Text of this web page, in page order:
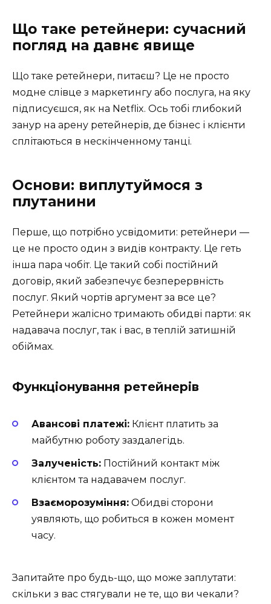
Що таке ретейнери: сучасний
погляд на давнє явище
Що таке ретейнери, питаєш? Це не просто
модне слівце з маркетингу або послуга, на яку
підписуєшся, як на Netflix. Ось тобі глибокий
занур на арену ретейнерів, де бізнес і клієнти
сплітаються в нескінченному танці.
Основи: виплутуймося з
плутанини
Перше, що потрібно усвідомити: ретейнери —
це не просто один з видів контракту. Це геть
інша пара чобіт. Це такий собі постійний
договір, який забезпечує безперервність
послуг. Який чортів аргумент за все це?
Ретейнери жалісно тримають обидві парти: як
надавача послуг, так і вас, в теплій затишній
обіймах.
Функціонування ретейнерів
Авансові платежі: Клієнт платить за
майбутню роботу заздалегідь.
Залученість: Постійний контакт між
клієнтом та надавачем послуг.
Взаєморозуміння: Обидві сторони
уявляють, що робиться в кожен момент
часу.
Запитайте про будь-що, що може заплутати:
скільки з вас стягували не те, що ви чекали?